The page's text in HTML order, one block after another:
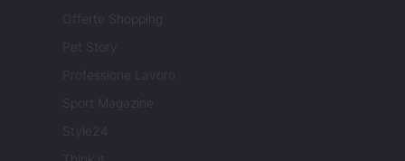
Offerte Shopping
Pet Story
Professione Lavoro
Sport Magazine
Style24